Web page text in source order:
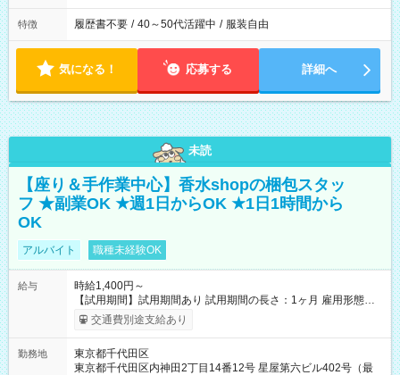
特徴 履歴書不要 / 40～50代活躍中 / 服装自由
気になる！ 応募する 詳細へ
未読
【座り＆手作業中心】香水shopの梱包スタッ
フ ★副業OK ★週1日からOK ★1日1時間から
OK
アルバイト 職種未経験OK
給与
時給1,400円～
【試用期間】試用期間あり 試用期間の長さ：1ヶ月 雇用形態、
給与は本採用時と同じです。
交通費別途支給あり
勤務地
東京都千代田区
東京都千代田区内神田2丁目14番12号 星屋第六ビル402号（最